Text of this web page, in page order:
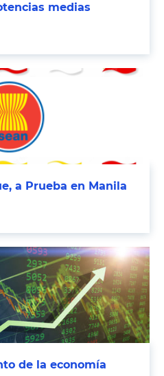
medias
a Prueba en Manila
de la economía